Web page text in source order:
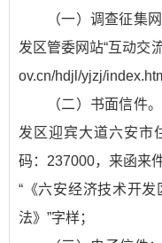
（一）调查征集
发区管委网站“互动交
ov.cn/hdjl/yjzj/
（二）书面信件
发区迎宾大道六安市
码：237000，来函来
“《六安经济技术开
法》”字样；